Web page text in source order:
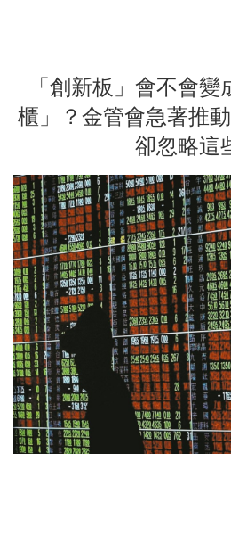
「創新板」會不會
櫃」？金管會急著推
卻忽略這